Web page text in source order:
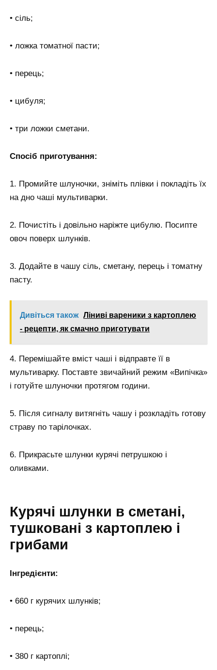
• сіль;
• ложка томатної пасти;
• перець;
• цибуля;
• три ложки сметани.
Спосіб приготування:
1. Промийте шлуночки, зніміть плівки і покладіть їх
на дно чаші мультиварки.
2. Почистіть і довільно наріжте цибулю. Посипте
овоч поверх шлунків.
3. Додайте в чашу сіль, сметану, перець і томатну
пасту.
Дивіться також Ліниві вареники з картоплею
- рецепти, як смачно приготувати
4. Перемішайте вміст чаші і відправте її в
мультиварку. Поставте звичайний режим «Випічка»
і готуйте шлуночки протягом години.
5. Після сигналу витягніть чашу і розкладіть готову
страву по тарілочках.
6. Прикрасьте шлунки курячі петрушкою і
оливками.
Курячі шлунки в сметані,
тушковані з картоплею і
грибами
Інгредієнти:
• 660 г курячих шлунків;
• перець;
• 380 г картоплі;